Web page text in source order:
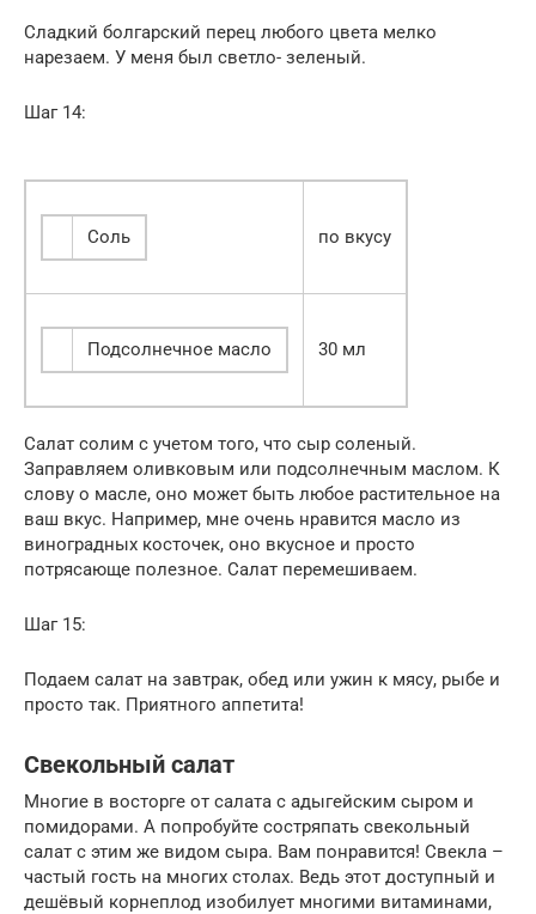
Сладкий болгарский перец любого цвета мелко
нарезаем. У меня был светло- зеленый.
Шаг 14:
Соль по вкусу
Подсолнечное масло 30 мл
Салат солим с учетом того, что сыр соленый.
Заправляем оливковым или подсолнечным маслом. К
слову о масле, оно может быть любое растительное на
ваш вкус. Например, мне очень нравится масло из
виноградных косточек, оно вкусное и просто
потрясающе полезное. Салат перемешиваем.
Шаг 15:
Подаем салат на завтрак, обед или ужин к мясу, рыбе и
просто так. Приятного аппетита!
Свекольный салат
Многие в восторге от салата с адыгейским сыром и
помидорами. А попробуйте состряпать свекольный
салат с этим же видом сыра. Вам понравится! Свекла –
частый гость на многих столах. Ведь этот доступный и
дешёвый корнеплод изобилует многими витаминами,